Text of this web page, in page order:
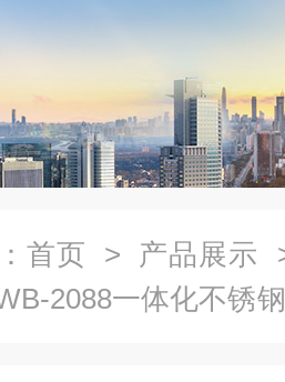
首页 > 产品展示
2088一体化不锈